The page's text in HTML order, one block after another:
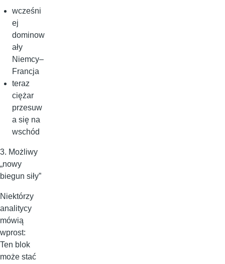
wcześni
ej
dominow
ały
Niemcy–
Francja
teraz
ciężar
przesuw
a się na
wschód
3. Możliwy
„nowy
biegun siły”
Niektórzy
analitycy
mówią
wprost:
Ten blok
może stać